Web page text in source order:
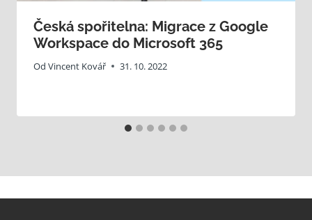
Česká spořitelna: Migrace z Google
Workspace do Microsoft 365
Od Vincent Kovář 31. 10. 2022